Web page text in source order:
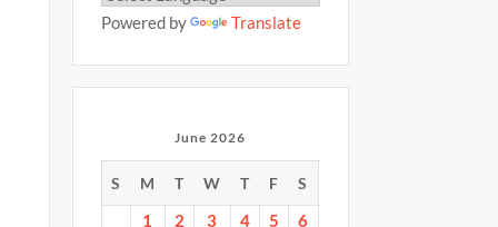
Powered by Translate
June 2026
S M T W T F S
1 2 3 4 5
6